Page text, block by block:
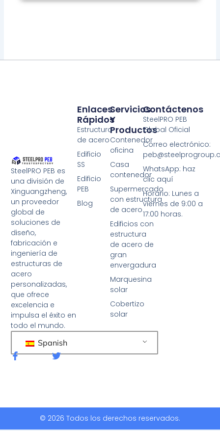
SteelPRO PEB es
una división de
Xinguangzheng,
un proveedor
global de
soluciones de
diseño,
fabricación e
ingeniería de
estructuras de
acero
personalizadas,
que ofrece
excelencia e
impulsa el éxito en
todo el mundo.
Spanish
F
a
o
G
Servicios
Y
Productos
Contenedor
oficina
Casa
contenedor
Supermercado
con estructura
de acero
Edificios con
estructura
de acero de
gran
envergadura
Marquesina
solar
Cobertizo
solar
Enlaces
Rápidos
Estructura
de acero
Edificio
SS
Edificio
PEB
Blog
Contáctenos
SteelPRO PEB
Global Oficial
Correo electrónico:
WhatsApp: haz
clic aquí
Horario: Lunes a
viernes de 9:00 a
17:00 horas.
© 2026 Todos los derechos reservados.